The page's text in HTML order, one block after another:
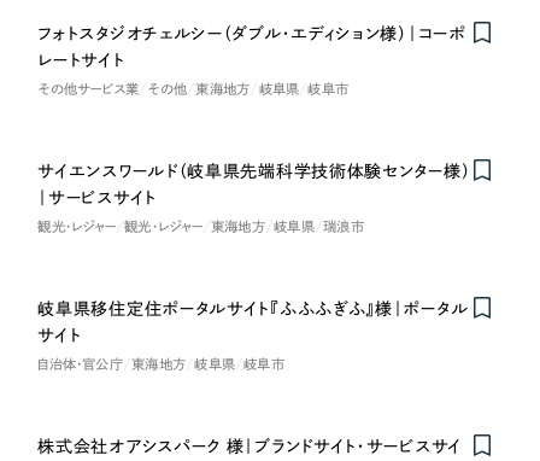
フォトスタジオチェルシー（ダブル・エディション様）｜コーポ
レートサイト
その他サービス業 その他 東海地方 岐阜県 岐阜市
Nominee
サイエンスワールド（岐阜県先端科学技術体験センター様）
｜サービスサイト
観光・レジャー 観光・レジャー 東海地方 岐阜県 瑞浪市
岐阜県移住定住ポータルサイト『ふふふぎふ』様｜ポータル
サイト
自治体・官公庁 東海地方 岐阜県 岐阜市
株式会社オアシスパーク 様｜ブランドサイト・サービスサイ